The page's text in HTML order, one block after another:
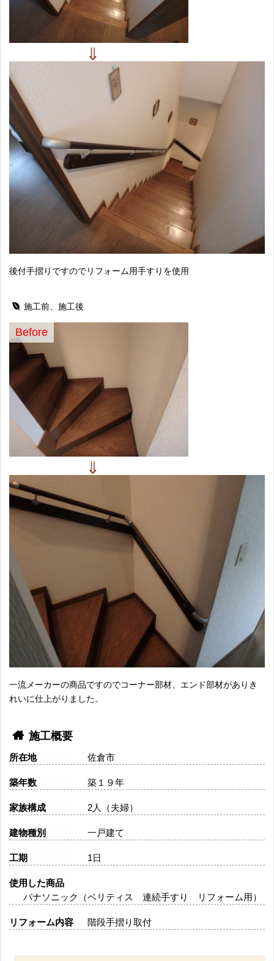
後付手摺りですのでリフォーム用手すりを使用
施工前、施工後
Before
一流メーカーの商品ですのでコーナー部材、エンド部材がありき
れいに仕上がりました。
施工概要
所在地 佐倉市
築年数 築１９年
家族構成 2人（夫婦）
建物種別 一戸建て
工期 1日
使用した商品
パナソニック（ベリティス 連続手すり リフォーム用）
リフォーム内容 階段手摺り取付